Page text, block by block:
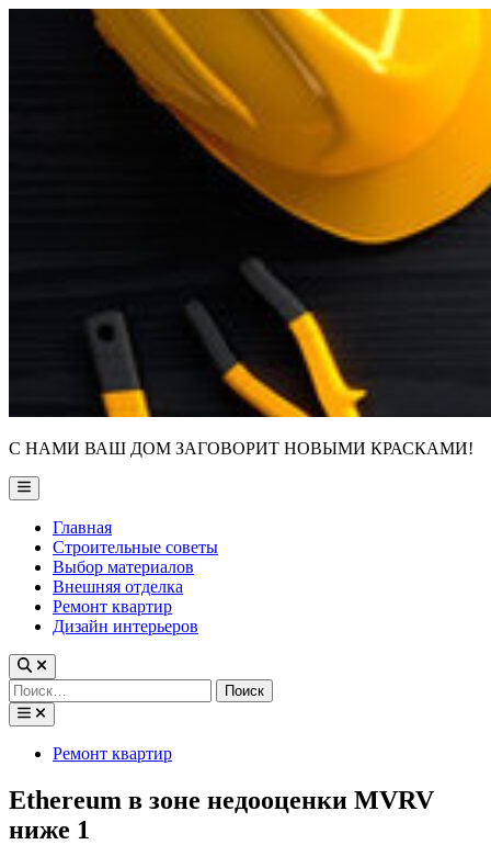
С НАМИ ВАШ ДОМ ЗАГОВОРИТ НОВЫМИ КРАСКАМИ!
Main
Menu
Главная
Строительные советы
Выбор материалов
Внешняя отделка
Ремонт квартир
Дизайн интерьеров
Найти:
PostedРемонт квартир
Ethereum в зоне недооценки MVRV
ниже 1